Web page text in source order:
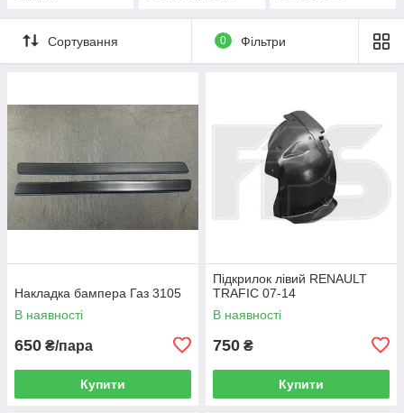
Сортування 0 Фільтри
Накладка бампера Газ 3105
В наявності
650 ₴/пара
Купити
Підкрилок лівий RENAULT
TRAFIC 07-14
В наявності
750 ₴
Купити